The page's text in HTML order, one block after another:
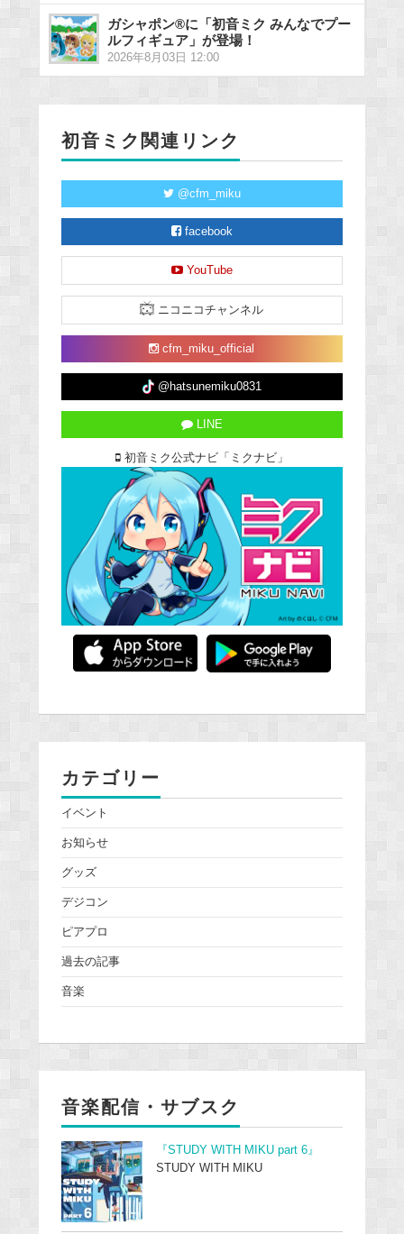
ガシャポン®に「初音ミク みんなでプー
ルフィギュア」が登場！
2026年8月03日 12:00
初音ミク関連リンク
@cfm_miku
facebook
YouTube
ニコニコチャンネル
cfm_miku_official
@hatsunemiku0831
LINE
初音ミク公式ナビ「ミクナビ」
カテゴリー
イベント
お知らせ
グッズ
デジコン
ピアプロ
過去の記事
音楽
音楽配信・サブスク
『STUDY WITH MIKU part 6』
STUDY WITH MIKU